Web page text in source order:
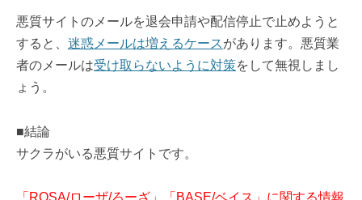
悪質サイトのメールを退会申請や配信停止で止めようと
すると、 迷惑メールは増えるケースがあります。悪質業
者のメールは受け取らないように対策をして無視しまし
ょう。
■結論
サクラがいる悪質サイトです。
「ROSA/ローザ/ろーざ」「BASE/ベイス」に関する情報